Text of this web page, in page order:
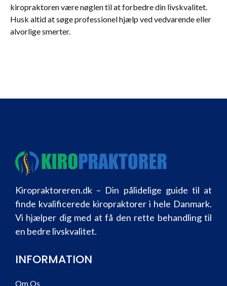
kiropraktoren være nøglen til at forbedre din livskvalitet.
Husk altid at søge professionel hjælp ved vedvarende eller
alvorlige smerter.
Kiropraktoreren.dk – Din pålidelige guide til at
finde kvalificerede kiropraktorer i hele Danmark.
Vi hjælper dig med at få den rette behandling til
en bedre livskvalitet.
INFORMATION
Om Os